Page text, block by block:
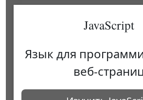
JavaScript
Язык для
веб-